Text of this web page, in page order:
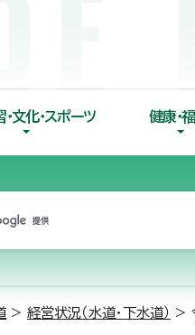
文化・スポーツ 健康・
> 経営状況（水道・下水道） >